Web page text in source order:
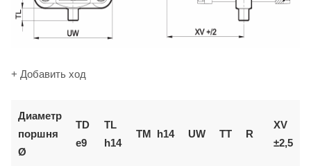
+ Добавить ход
Диаметр
поршня
Ø
TD
e9
TL
h14
TM h14 UW TT R
XV
±2,5